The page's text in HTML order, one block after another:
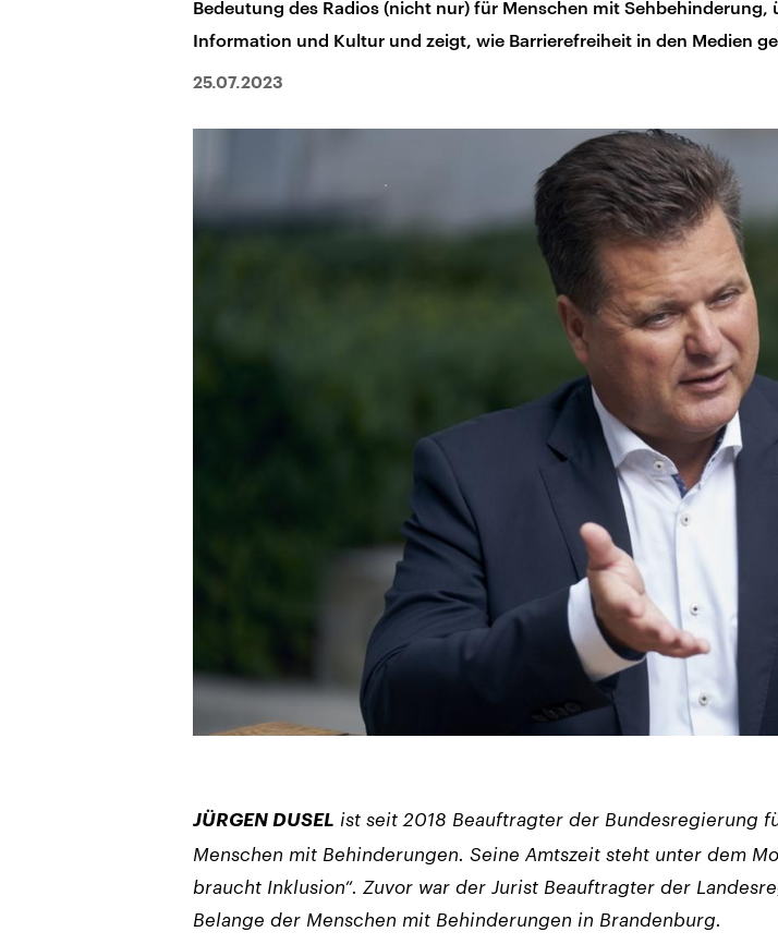
Bedeutung des Radios (nicht nur) für Menschen mit Sehbehinderung,
Information und Kultur und zeigt, wie Barrierefreiheit in den Medien
25.07.2023
JÜRGEN DUSEL ist seit 2018 Beauftragter der Bundesregierung
Menschen mit Behinderungen. Seine Amtszeit steht unter dem
braucht Inklusion“. Zuvor war der Jurist Beauftragter der
Belange der Menschen mit Behinderungen in Brandenburg.